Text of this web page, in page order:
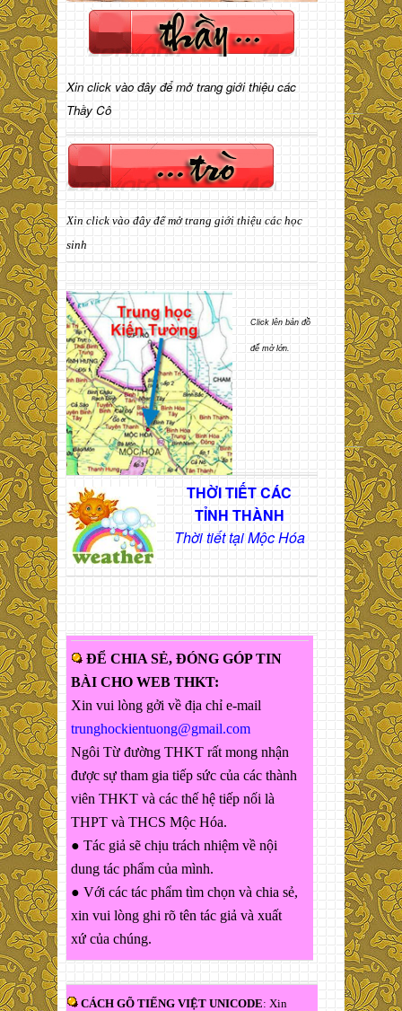
Xin click vào đây để mở trang giới thiệu các
Thầy Cô
Xin click vào đây để mở trang giới thiệu các học
sinh
Click lên bản đồ
để mở lớn.
THỜI TIẾT CÁC
TỈNH THÀNH
Thời tiết tại Mộc Hóa
ĐỂ CHIA SẺ, ĐÓNG GÓP TIN
BÀI CHO WEB THKT:
Xin vui lòng gởi về địa chỉ e-mail
trunghockientuong@gmail.com
Ngôi Từ đường THKT rất mong nhận
được sự tham gia tiếp sức của các thành
viên THKT và các thế hệ tiếp nối là
THPT và THCS Mộc Hóa.
● Tác giả sẽ chịu trách nhiệm về nội
dung tác phẩm của mình.
● Với các tác phẩm tìm chọn và chia sẻ,
xin vui lòng ghi rõ tên tác giả và xuất
xứ của chúng.
CÁCH GÕ TIẾNG VIỆT UNICODE: Xin